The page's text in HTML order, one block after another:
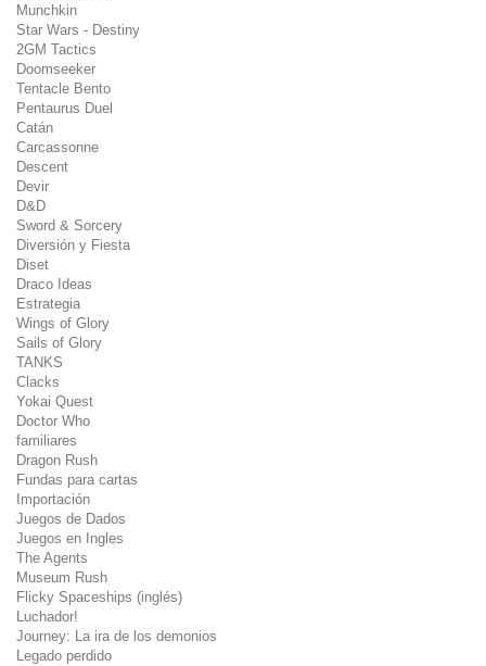
Munchkin
Star Wars - Destiny
2GM Tactics
Doomseeker
Tentacle Bento
Pentaurus Duel
Catán
Carcassonne
Descent
Devir
D&D
Sword & Sorcery
Diversión y Fiesta
Diset
Draco Ideas
Estrategia
Wings of Glory
Sails of Glory
TANKS
Clacks
Yokai Quest
Doctor Who
familiares
Dragon Rush
Fundas para cartas
Importación
Juegos de Dados
Juegos en Ingles
The Agents
Museum Rush
Flicky Spaceships (inglés)
Luchador!
Journey: La ira de los demonios
Legado perdido